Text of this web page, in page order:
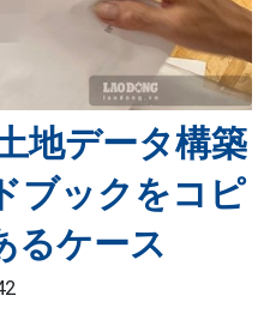
地データ構築
ブックをコピ
るケース